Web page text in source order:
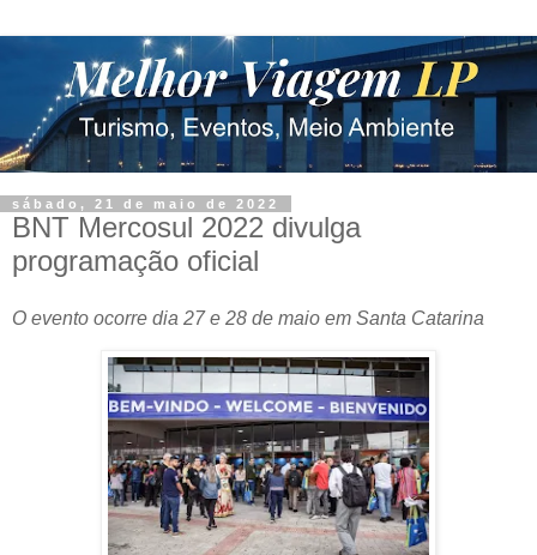
sábado, 21 de maio de 2022
BNT Mercosul 2022 divulga
programação oficial
O evento ocorre dia 27 e 28 de maio em Santa Catarina